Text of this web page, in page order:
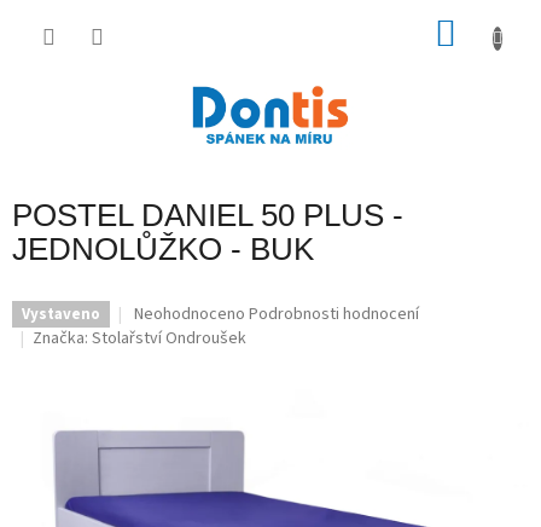
POSTEL DANIEL 50 PLUS -
JEDNOLŮŽKO - BUK
Vystaveno
Průměrné
hodnocení
z
5
Neohodnoceno Podrobnosti hodnocení
Značka: Stolařství Ondroušek